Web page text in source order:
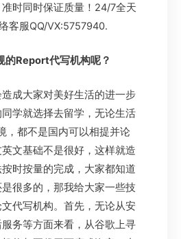
时同时保证质量！24/7全天
客服QQ/VX:5757940.
的Report代写机构呢？
成大家对美好生活的进一步
学就选择去留学，无论生活
，都不是国内可以相提并论
文基础不是很好，这样就造
时按量的完成，大家都知道
很多的，那我给大家一些技
代写机构。首先，无论从安
务等方面来看，从谷歌上寻